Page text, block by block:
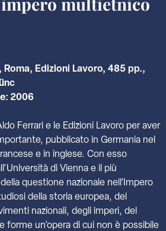
Roma, Edizioni Lavoro, 485 pp.,
2006
Ferrari e le Edizioni Lavoro per aver
pubblicato in Germania nel
e in inglese. Con esso
di Vienna e il più
questione nazionale nell’Impero
della storia europea, del
nazionali, degli imperi, del
forme un’opera di cui non è possibile